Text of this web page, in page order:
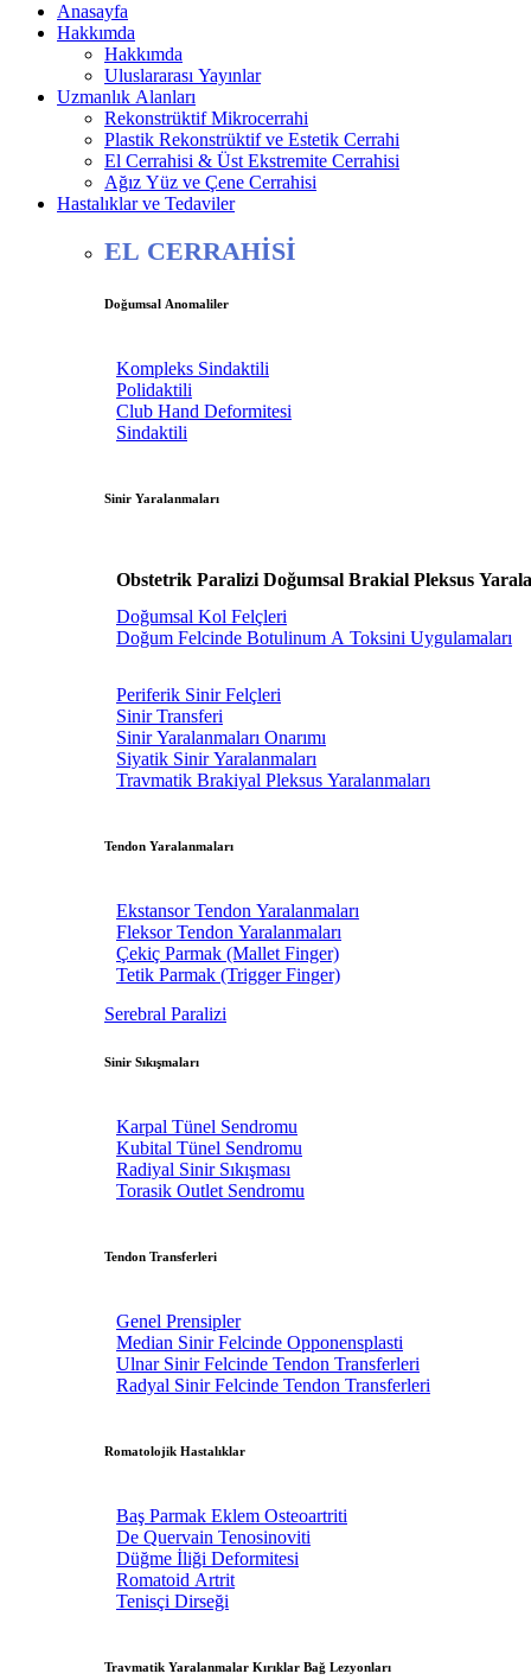
Anasayfa
Hakkımda
Hakkımda
Uluslararası Yayınlar
Uzmanlık Alanları
Rekonstrüktif Mikrocerrahi
Plastik Rekonstrüktif ve Estetik Cerrahi
El Cerrahisi & Üst Ekstremite Cerrahisi
Ağız Yüz ve Çene Cerrahisi
Hastalıklar ve Tedaviler
EL CERRAHİSİ
Doğumsal Anomaliler
Kompleks Sindaktili
Polidaktili
Club Hand Deformitesi
Sindaktili
Sinir Yaralanmaları
Obstetrik Paralizi Doğumsal Brakial Pleksus
Doğumsal Kol Felçleri
Doğum Felcinde Botulinum A Toksini Uygulamaları
Periferik Sinir Felçleri
Sinir Transferi
Sinir Yaralanmaları Onarımı
Siyatik Sinir Yaralanmaları
Travmatik Brakiyal Pleksus Yaralanmaları
Tendon Yaralanmaları
Ekstansor Tendon Yaralanmaları
Fleksor Tendon Yaralanmaları
Çekiç Parmak (Mallet Finger)
Tetik Parmak (Trigger Finger)
Serebral Paralizi
Sinir Sıkışmaları
Karpal Tünel Sendromu
Kubital Tünel Sendromu
Radiyal Sinir Sıkışması
Torasik Outlet Sendromu
Tendon Transferleri
Genel Prensipler
Median Sinir Felcinde Opponensplasti
Ulnar Sinir Felcinde Tendon Transferleri
Radyal Sinir Felcinde Tendon Transferleri
Romatolojik Hastalıklar
Baş Parmak Eklem Osteoartriti
De Quervain Tenosinoviti
Düğme İliği Deformitesi
Romatoid Artrit
Tenisçi Dirseği
Travmatik Yaralanmalar Kırıklar Bağ Lezyonları